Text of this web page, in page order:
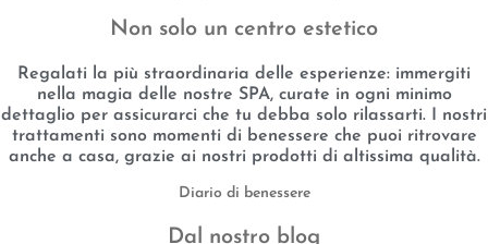
Non solo un centro estetico
Regalati la più straordinaria delle esperienze: immergiti
nella magia delle nostre SPA, curate in ogni minimo
dettaglio per assicurarci che tu debba solo rilassarti. I nostri
trattamenti sono momenti di benessere che puoi ritrovare
anche a casa, grazie ai nostri prodotti di altissima qualità.
Diario di benessere
Dal nostro blog